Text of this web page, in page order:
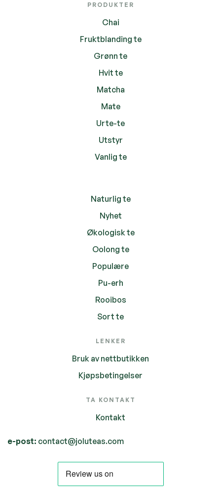
PRODUKTER
Chai
Fruktblanding te
Grønn te
Hvit te
Matcha
Mate
Urte-te
Utstyr
Vanlig te
Naturlig te
Nyhet
Økologisk te
Oolong te
Populære
Pu-erh
Rooibos
Sort te
LENKER
Bruk av nettbutikken
Kjøpsbetingelser
TA KONTAKT
Kontakt
e-post: contact@joluteas.com